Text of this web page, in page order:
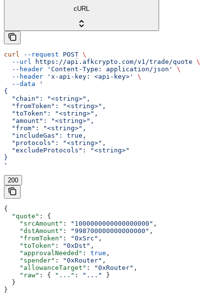
cURL
curl --request POST \
  --url
https://api.afkcrypto.com/v1/trade/quote \
  --header
'Content-Type: application/json'
\
  --header
'x-api-key: <api-key>'
\
  --data
'
{
  "chain": "<string>",
  "fromToken": "<string>",
  "toToken": "<string>",
  "amount": "<string>",
  "from": "<string>",
  "includeGas": true,
  "protocols": "<string>",
  "excludeProtocols": "<string>"
}
'
200
{
  "quote"
: {
    "srcAmount"
: "1000000000000000000" ,
    "dstAmount"
: "998700000000000000" ,
    "fromToken"
: "0xSrc" ,
    "toToken"
: "0xDst" ,
    "approvalNeeded"
: true ,
    "spender"
: "0xRouter" ,
    "allowanceTarget"
: "0xRouter" ,
    "raw"
: { "..." : "..."
}
  }
}